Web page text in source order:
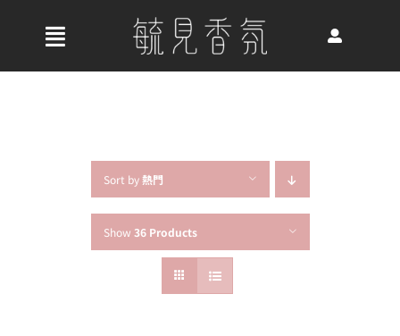
收
關於我們
最新消息
Sort by熱門
Show 36 Products